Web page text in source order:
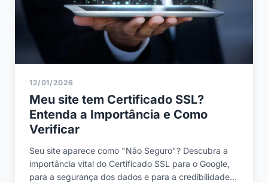
12/01/2026
Meu site tem Certificado SSL?
Entenda a Importância e Como
Verificar
Seu site aparece como "Não Seguro"? Descubra a
importância vital do Certificado SSL para o Google,
para a segurança dos dados e para a credibilidade